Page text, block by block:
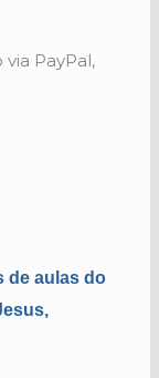
PayPal,
de aulas do